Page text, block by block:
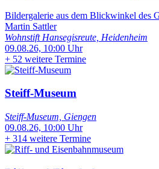
Bildergalerie aus dem Blickwinkel des
Martin Sattler
Wohnstift Hansegisreute, Heidenheim
09.08.26, 10:00 Uhr
+ 52 weitere Termine
Steiff-Museum
Steiff-Museum, Giengen
09.08.26, 10:00 Uhr
+ 314 weitere Termine